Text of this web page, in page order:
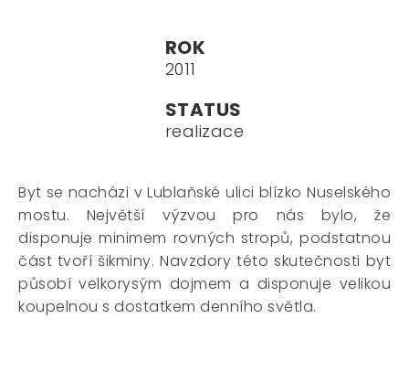
Byt se nacházi v Lublaňské ulici blízko Nuselského
mostu. Největší výzvou pro nás bylo, že
disponuje minimem rovných stropů, podstatnou
část tvoří šikminy. Navzdory této skutečnosti byt
působí velkorysým dojmem a disponuje velikou
koupelnou s dostatkem denního světla.
ROK
2011
STATUS
realizace